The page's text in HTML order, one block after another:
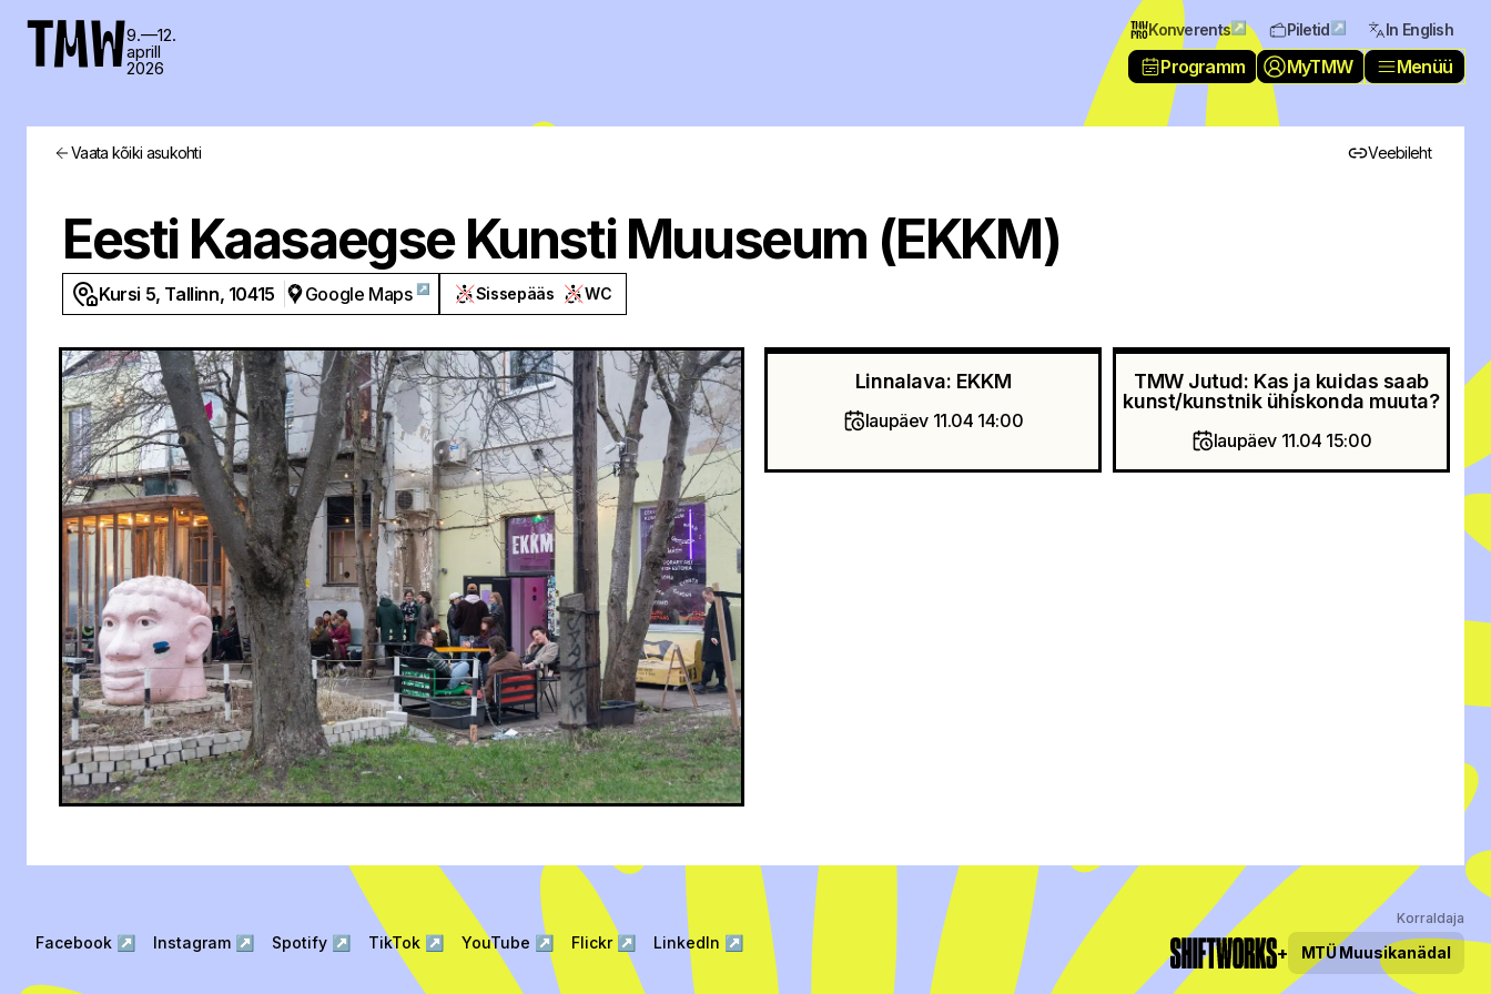
TMW9.—12.
aprill
2026
Konverents↗ Piletid ↗ In English
Programm MyTMW Menüü
Vaata kõiki asukohti Veebileht
Eesti Kaasaegse Kunsti Muuseum (EKKM)
Kursi 5, Tallinn, 10415 Google Maps ↗ Sissepääs WC
Linnalava: EKKM
laupäev 11.04 14:00
TMW Jutud: Kas ja kuidas saab
kunst/kunstnik ühiskonda muuta?
laupäev 11.04 15:00
Facebook ↗ Instagram ↗ Spotify ↗ TikTok ↗ YouTube ↗ Flickr↗ LinkedIn ↗
Korraldaja
+ MTÜMuusikanädal